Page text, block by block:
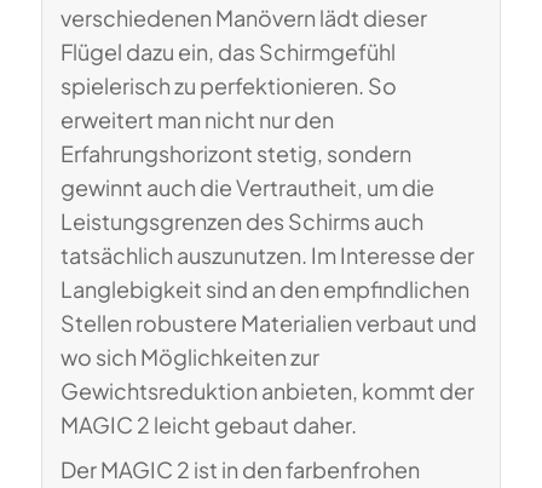
verschiedenen Manövern lädt dieser
Flügel dazu ein, das Schirmgefühl
spielerisch zu perfektionieren. So
erweitert man nicht nur den
Erfahrungshorizont stetig, sondern
gewinnt auch die Vertrautheit, um die
Leistungsgrenzen des Schirms auch
tatsächlich auszunutzen. Im Interesse der
Langlebigkeit sind an den empfindlichen
Stellen robustere Materialien verbaut und
wo sich Möglichkeiten zur
Gewichtsreduktion anbieten, kommt der
MAGIC 2 leicht gebaut daher.
Der MAGIC 2 ist in den farbenfrohen